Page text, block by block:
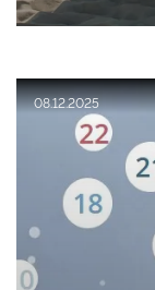
Veröffentlicht am:
08.12.2025